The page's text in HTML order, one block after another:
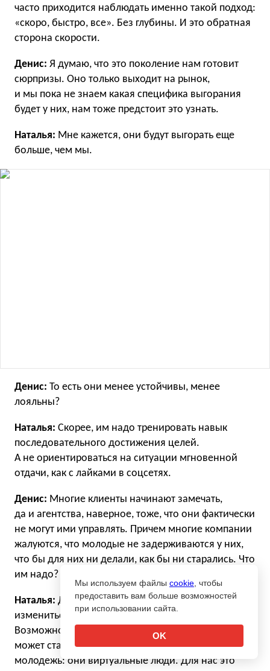
часто приходится наблюдать именно такой подход:
«скоро, быстро, все». Без глубины. И это обратная
сторона скорости.
Денис: Я думаю, что это поколение нам готовит
сюрпризы. Оно только выходит на рынок,
и мы пока не знаем какая специфика выгорания
будет у них, нам тоже предстоит это узнать.
Наталья: Мне кажется, они будут выгорать еще
больше, чем мы.
Денис: То есть они менее устойчивы, менее
лояльны?
Наталья: Скорее, им надо тренировать навык
последовательного достижения целей.
А не ориентироваться на ситуации мгновенной
отдачи, как с лайками в соцсетях.
Денис: Многие клиенты начинают замечать,
да и агентства, наверное, тоже, что они фактически
не могут ими управлять. Причем многие компании
жалуются, что молодые не задерживаются у них,
что бы для них ни делали, как бы ни старались. Что
им надо?
Наталья: Для меня это вопрос того, как должно
измениться управление, чтобы их удержать.
Возможно, геймификация процесса управления
может стать решением. Смотри, что делает
молодежь: они виртуальные люди. Для нас это
Мы используем файлы cookie , чтобы
предоставить вам больше возможностей
при использовании сайта.
OK